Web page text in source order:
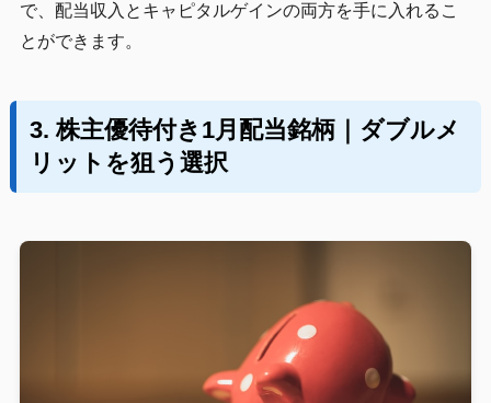
で、配当収入とキャピタルゲインの両方を手に入れるこ
とができます。
3. 株主優待付き1月配当銘柄｜ダブルメ
リットを狙う選択